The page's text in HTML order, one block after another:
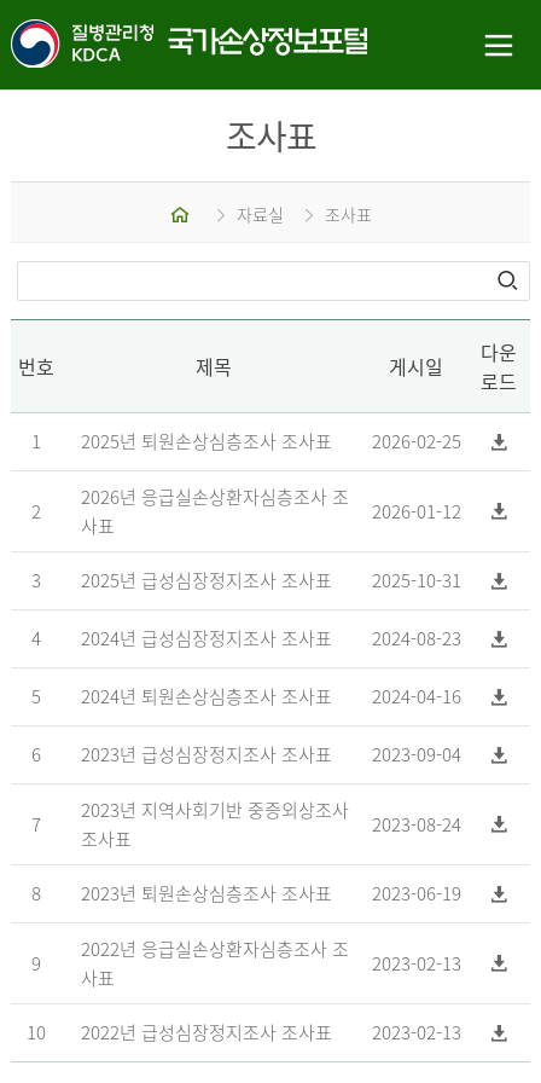
조사표
홈 자료실 조사표
번호 제목 게시일
다운
로드
1 2025년 퇴원손상심층조사 조사표 2026-02-25
2
2026년 응급실손상환자심층조사 조
사표
2026-01-12
3 2025년 급성심장정지조사 조사표 2025-10-31
4 2024년 급성심장정지조사 조사표 2024-08-23
5 2024년 퇴원손상심층조사 조사표 2024-04-16
6 2023년 급성심장정지조사 조사표 2023-09-04
7
2023년 지역사회기반 중증외상조사
조사표
2023-08-24
8 2023년 퇴원손상심층조사 조사표 2023-06-19
9
2022년 응급실손상환자심층조사 조
사표
2023-02-13
10 2022년 급성심장정지조사 조사표 2023-02-13